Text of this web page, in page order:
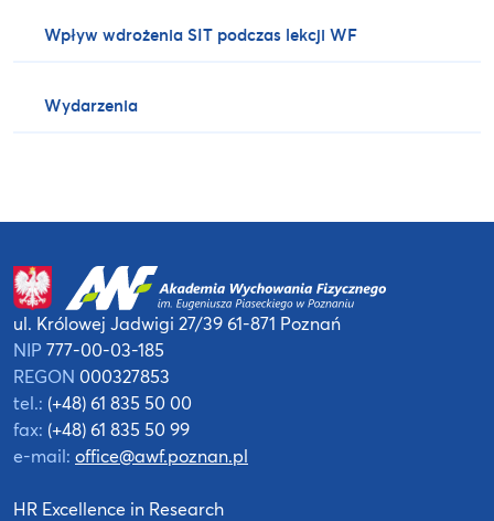
Wpływ wdrożenia SIT podczas lekcji WF
Wydarzenia
ul. Królowej Jadwigi 27/3961-871 Poznań
NIP 777-00-03-185
REGON 000327853
tel.: (+48) 61 835 50 00
fax: (+48) 61 835 50 99
e-mail: office@awf.poznan.pl
HR Excellence in Research